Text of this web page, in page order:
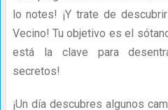
lo notes! ¡Y trate de
Vecino! Tu objetivo es el
está la clave para
secretos!
¡Un día descubres algunos